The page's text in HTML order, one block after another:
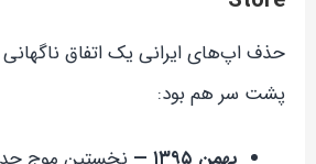
حذف اپ‌های ایرانی یک اتفاق ناگهانی
پشت سر هم بود: